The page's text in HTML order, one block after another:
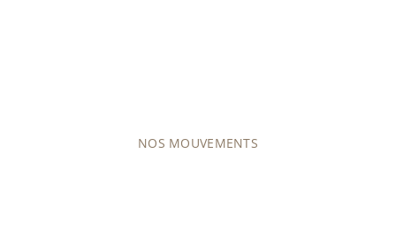
NOS MOUVEMENTS